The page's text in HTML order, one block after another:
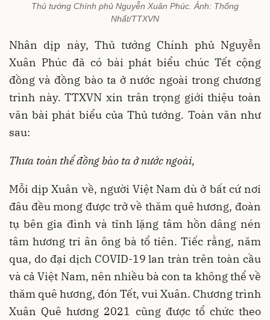
Thủ tướng Chính phủ Nguyễn Xuân Phúc. Ảnh: Thống
Nhất/TTXVN
Nhân dịp này, Thủ tướng Chính phủ Nguyễn
Xuân Phúc đã có bài phát biểu chúc Tết cộng
đồng và đồng bào ta ở nước ngoài trong chương
trình này. TTXVN xin trân trọng giới thiệu toàn
văn bài phát biểu của Thủ tướng. Toàn văn như
sau:
Thưa toàn thể đồng bào ta ở nước ngoài,
Mỗi dịp Xuân về, người Việt Nam dù ở bất cứ nơi
đâu đều mong được trở về thăm quê hương, đoàn
tụ bên gia đình và tĩnh lặng tâm hồn dâng nén
tâm hương tri ân ông bà tổ tiên. Tiếc rằng, năm
qua, do đại dịch COVID-19 lan tràn trên toàn cầu
và cả Việt Nam, nên nhiều bà con ta không thể về
thăm quê hương, đón Tết, vui Xuân. Chương trình
Xuân Quê hương 2021 cũng được tổ chức theo